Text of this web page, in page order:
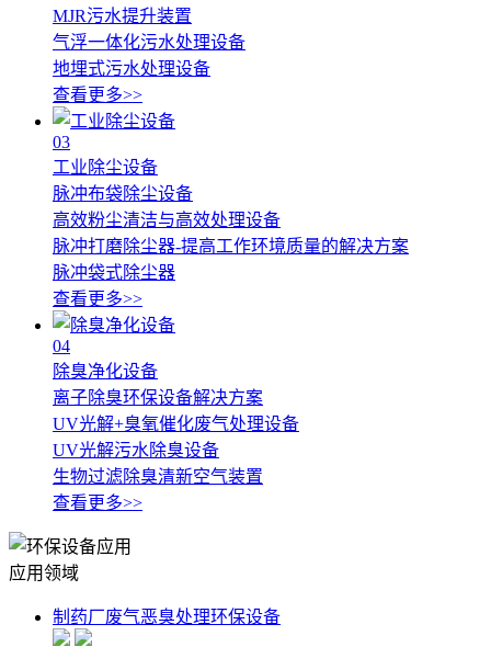
MJR污水提升装置
气浮一体化污水处理设备
地埋式污水处理设备
查看更多>>
03
工业除尘设备
脉冲布袋除尘设备
高效粉尘清洁与高效处理设备
脉冲打磨除尘器-提高工作环境质量的解决方案
脉冲袋式除尘器
查看更多>>
04
除臭净化设备
离子除臭环保设备解决方案
UV光解+臭氧催化废气处理设备
UV光解污水除臭设备
生物过滤除臭清新空气装置
查看更多>>
应用领域
制药厂废气恶臭处理环保设备